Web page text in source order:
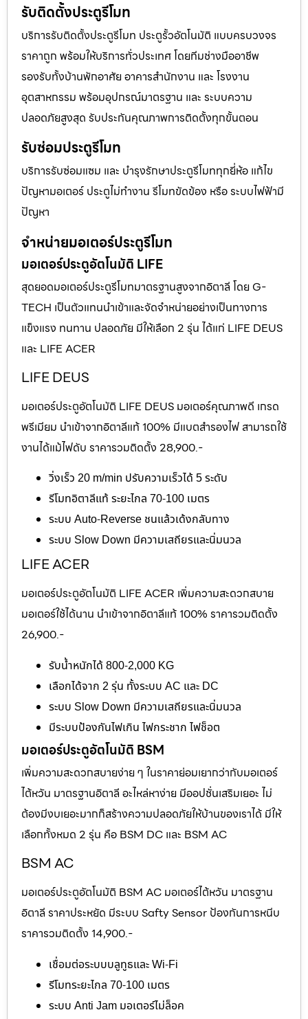
รับติดตั้งประตูรีโมท
บริการรับติดตั้งประตูรีโมท ประตูรั้วอัตโนมัติ แบบครบวงจร
ราคาถูก พร้อมให้บริการทั่วประเทศ โดยทีมช่างมืออาชีพ
รองรับทั้งบ้านพักอาศัย อาคารสำนักงาน และ โรงงาน
อุตสาหกรรม พร้อมอุปกรณ์มาตรฐาน และ ระบบความ
ปลอดภัยสูงสุด รับประกันคุณภาพการติดตั้งทุกขั้นตอน
รับซ่อมประตูรีโมท
บริการรับซ่อมแซม และ บำรุงรักษาประตูรีโมททุกยี่ห้อ แก้ไข
ปัญหามอเตอร์ ประตูไม่ทำงาน รีโมทขัดข้อง หรือ ระบบไฟฟ้ามี
ปัญหา
จำหน่ายมอเตอร์ประตูรีโมท
มอเตอร์ประตูอัตโนมัติ LIFE
สุดยอดมอเตอร์ประตูรีโมทมาตรฐานสูงจากอิตาลี โดย G-
TECH เป็นตัวแทนนำเข้าและจัดจำหน่ายอย่างเป็นทางการ
แข็งแรง ทนทาน ปลอดภัย มีให้เลือก 2 รุ่น ได้แก่ LIFE DEUS
และ LIFE ACER
LIFE DEUS
มอเตอร์ประตูอัตโนมัติ LIFE DEUS มอเตอร์คุณภาพดี เกรด
พรีเมียม นำเข้าจากอิตาลีแท้ 100% มีแบตสำรองไฟ สามารถใช้
งานได้แม้ไฟดับ ราคารวมติดตั้ง 28,900.-
วิ่งเร็ว 20 m/min ปรับความเร็วได้ 5 ระดับ
รีโมทอิตาลีแท้ ระยะไกล 70-100 เมตร
ระบบ Auto-Reverse ชนแล้วเด้งกลับทาง
ระบบ Slow Down มีความเสถียรและนิ่มนวล
LIFE ACER
มอเตอร์ประตูอัตโนมัติ LIFE ACER เพิ่มความสะดวกสบาย
มอเตอร์ใช้ได้นาน นำเข้าจากอิตาลีแท้ 100% ราคารวมติดตั้ง
26,900.-
รับน้ำหนักได้ 800-2,000 KG
เลือกได้จาก 2 รุ่น ทั้งระบบ AC และ DC
ระบบ Slow Down มีความเสถียรและนิ่มนวล
มีระบบป้องกันไฟเกิน ไฟกระชาก ไฟช็อต
มอเตอร์ประตูอัตโนมัติ BSM
เพิ่มความสะดวกสบายง่าย ๆ ในราคาย่อมเยากว่ากับมอเตอร์
ไต้หวัน มาตรฐานอิตาลี อะไหล่หาง่าย มีออปชั่นเสริมเยอะ ไม่
ต้องมีงบเยอะมากก็สร้างความปลอดภัยให้บ้านของเราได้ มีให้
เลือกทั้งหมด 2 รุ่น คือ BSM DC และ BSM AC
BSM AC
มอเตอร์ประตูอัตโนมัติ BSM AC มอเตอร์ไต้หวัน มาตรฐาน
อิตาลี ราคาประหยัด มีระบบ Safty Sensor ป้องกันการหนีบ
ราคารวมติดตั้ง 14,900.-
เชื่อมต่อระบบบลูทูธและ Wi-Fi
รีโมทระยะไกล 70-100 เมตร
ระบบ Anti Jam มอเตอร์ไม่ล็อค